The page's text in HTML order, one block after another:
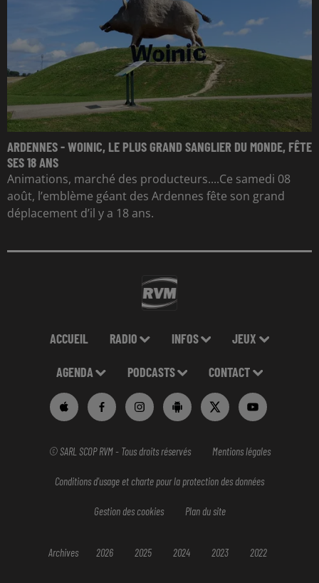
ARDENNES - WOINIC, LE PLUS GRAND SANGLIER DU MONDE, FÊTE
SES 18 ANS
Animations, marché des producteurs....Ce samedi 08
août, l’emblème géant des Ardennes fête son grand
déplacement d’il y a 18 ans.
ACCUEIL RADIO INFOS JEUX
AGENDA PODCASTS CONTACT
© SARL SCOP RVM - Tous droits réservés Mentions légales
Conditions d'usage et charte pour la protection des données
Gestion des cookies Plan du site
Archives 2026 2025 2024 2023 2022